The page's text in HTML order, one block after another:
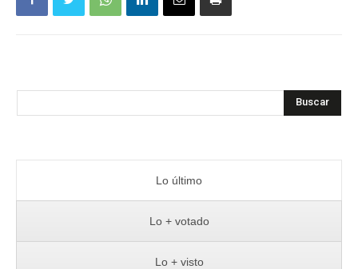
Buscar
Lo último
Lo + votado
Lo + visto